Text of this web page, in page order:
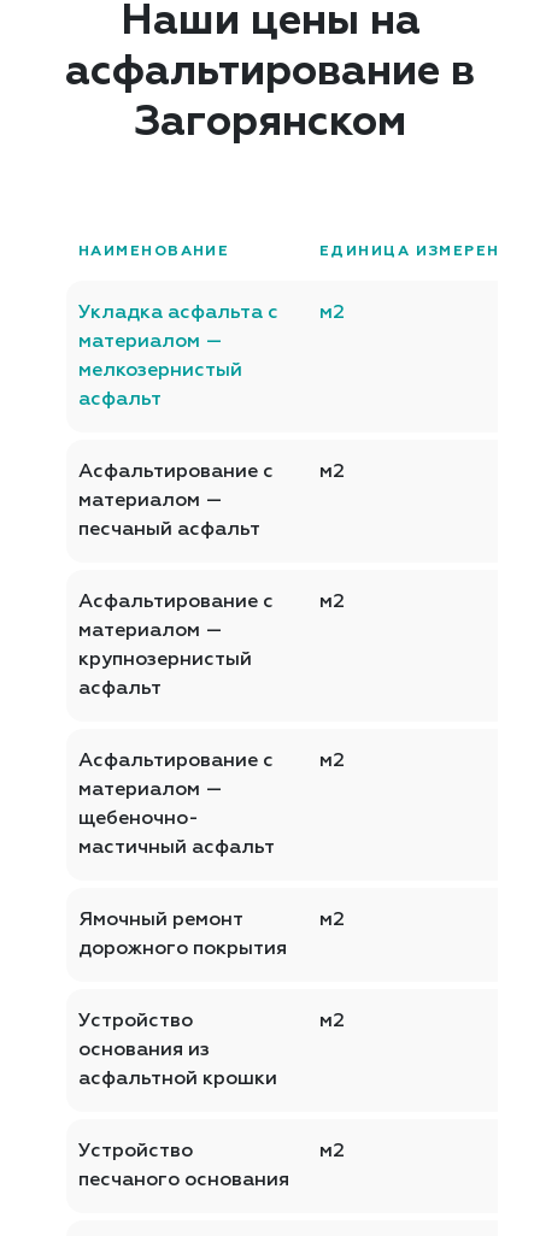
Наши цены на
асфальтирование в
Загорянском
НАИМЕНОВАНИЕ ЕДИНИЦА ИЗМЕРЕНИЯ
Укладка асфальта с
материалом —
мелкозернистый
асфальт
м2
Асфальтирование с
материалом —
песчаный асфальт
м2
Асфальтирование с
материалом —
крупнозернистый
асфальт
м2
Асфальтирование с
материалом —
щебеночно-
мастичный асфальт
м2
Ямочный ремонт
дорожного покрытия
м2
Устройство
основания из
асфальтной крошки
м2
Устройство
песчаного основания
м2